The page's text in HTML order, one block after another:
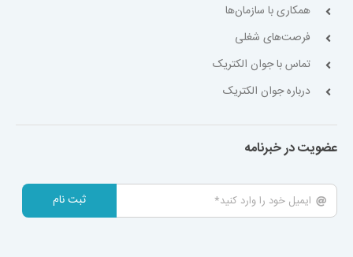
همکاری با سازمان‌ها
فرصت‌های شغلی
تماس با جوان الکتریک
درباره جوان الکتریک
عضویت در خبرنامه
ثبت نام